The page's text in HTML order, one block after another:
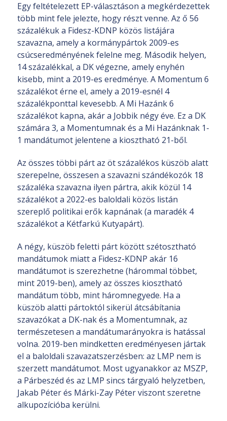
Egy feltételezett EP-választáson a megkérdezettek
több mint fele jelezte, hogy részt venne. Az ő 56
százalékuk a Fidesz-KDNP közös listájára
szavazna, amely a kormánypártok 2009-es
csúcseredményének felelne meg. Második helyen,
14 százalékkal, a DK végezne, amely enyhén
kisebb, mint a 2019-es eredménye. A Momentum 6
százalékot érne el, amely a 2019-esnél 4
százalékponttal kevesebb. A Mi Hazánk 6
százalékot kapna, akár a Jobbik négy éve. Ez a DK
számára 3, a Momentumnak és a Mi Hazánknak 1-
1 mandátumot jelentene a kiosztható 21-ből.
Az összes többi párt az öt százalékos küszöb alatt
szerepelne, összesen a szavazni szándékozók 18
százaléka szavazna ilyen pártra, akik közül 14
százalékot a 2022-es baloldali közös listán
szereplő politikai erők kapnának (a maradék 4
százalékot a Kétfarkú Kutyapárt).
A négy, küszöb feletti párt között szétosztható
mandátumok miatt a Fidesz-KDNP akár 16
mandátumot is szerezhetne (hárommal többet,
mint 2019-ben), amely az összes kiosztható
mandátum több, mint háromnegyede. Ha a
küszöb alatti pártoktól sikerül átcsábítania
szavazókat a DK-nak és a Momentumnak, az
természetesen a mandátumarányokra is hatással
volna. 2019-ben mindketten eredményesen jártak
el a baloldali szavazatszerzésben: az LMP nem is
szerzett mandátumot. Most ugyanakkor az MSZP,
a Párbeszéd és az LMP sincs tárgyaló helyzetben,
Jakab Péter és Márki-Zay Péter viszont szeretne
alkupozícióba kerülni.